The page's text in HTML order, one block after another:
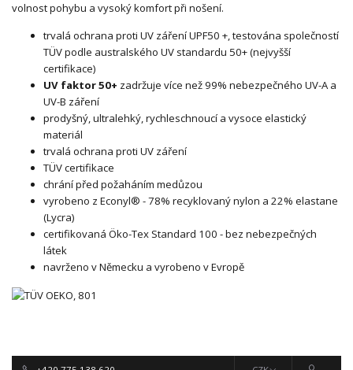
volnost pohybu a vysoký komfort při nošení.
trvalá ochrana proti UV záření UPF50 +, testována společností
TÜV podle australského UV standardu 50+ (nejvyšší
certifikace)
UV faktor 50+ zadržuje více než 99% nebezpečného UV-A a
UV-B záření
prodyšný, ultralehký, rychleschnoucí a vysoce elastický
materiál
trvalá ochrana proti UV záření
TÜV certifikace
chrání před požaháním medůzou
vyrobeno z Econyl® - 78% recyklovaný nylon a 22% elastane
(Lycra)
certifikovaná Öko-Tex Standard 100 - bez nebezpečných
látek
navrženo v Německu a vyrobeno v Evropě